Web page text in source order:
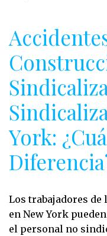
York:
Los trabajadores
en New York
el personal no